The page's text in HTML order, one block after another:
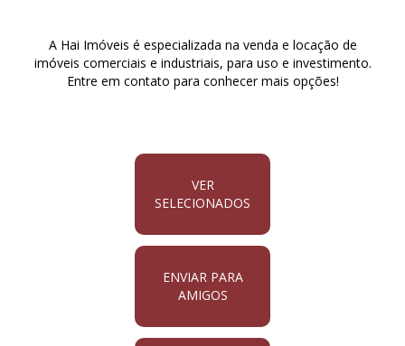
A Hai Imóveis é especializada na venda e locação de
imóveis comerciais e industriais, para uso e investimento.
Entre em contato para conhecer mais opções!
VER
SELECIONADOS
ENVIAR PARA
AMIGOS